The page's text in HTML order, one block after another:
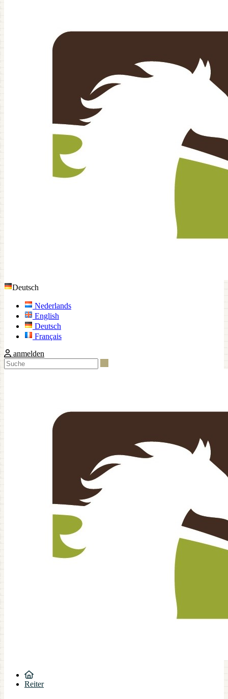
Deutsch
Nederlands
English
Deutsch
Français
anmelden
Reiter